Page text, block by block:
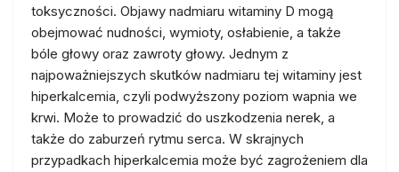
toksyczności. Objawy nadmiaru witaminy D mogą
obejmować nudności, wymioty, osłabienie, a także
bóle głowy oraz zawroty głowy. Jednym z
najpoważniejszych skutków nadmiaru tej witaminy jest
hiperkalcemia, czyli podwyższony poziom wapnia we
krwi. Może to prowadzić do uszkodzenia nerek, a
także do zaburzeń rytmu serca. W skrajnych
przypadkach hiperkalcemia może być zagrożeniem dla